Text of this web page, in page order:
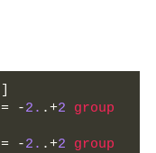
= -2. .+2
group
= -2. .+2
group